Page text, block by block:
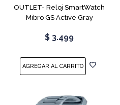
OUTLET- Reloj SmartWatch
Mibro GS Active Gray
$ 3.499